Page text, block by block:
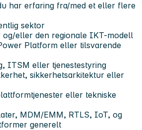
har erfaring fra/med et eller flere
sektor
og/eller den regionale IKT-modell
Platform eller tilsvarende
ITSM eller tjenestestyring
sikkerhetsarkitektur eller
eller tekniske
MDM/EMM, RTLS, IoT, og
generelt